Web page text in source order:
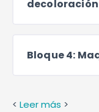
Bloque 4:
< Leer más >